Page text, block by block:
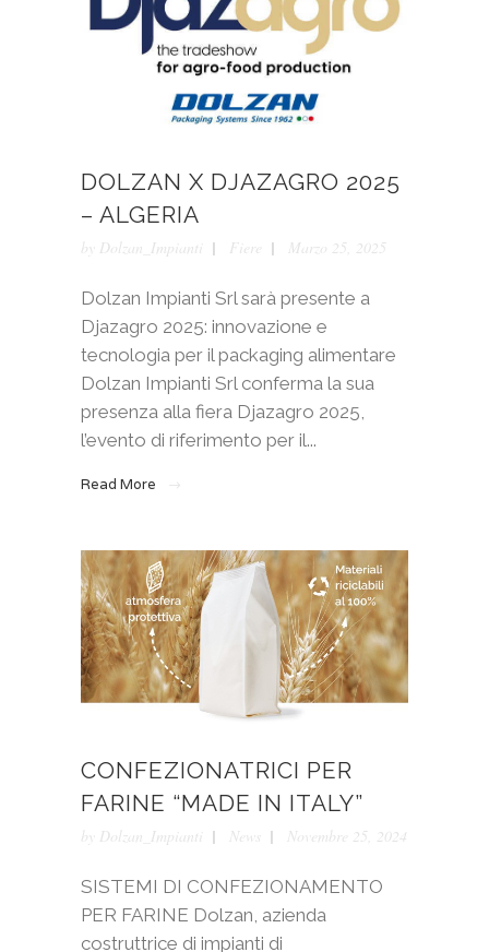
DOLZAN X DJAZAGRO 2025
– ALGERIA
by Dolzan_Impianti Fiere Marzo 25, 2025
Dolzan Impianti Srl sarà presente a
Djazagro 2025: innovazione e
tecnologia per il packaging alimentare
Dolzan Impianti Srl conferma la sua
presenza alla fiera Djazagro 2025,
l’evento di riferimento per il...
Read More
CONFEZIONATRICI PER
FARINE “MADE IN ITALY”
by Dolzan_Impianti News Novembre 25, 2024
SISTEMI DI CONFEZIONAMENTO
PER FARINE Dolzan, azienda
costruttrice di impianti di